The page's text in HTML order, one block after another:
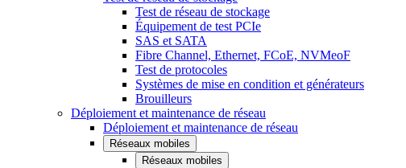
Test de réseau de stockage
Équipement de test PCIe
SAS et SATA
Fibre Channel, Ethernet, FCoE, NVMeoF
Test de protocoles
Systèmes de mise en condition et générateurs
Brouilleurs
Déploiement et maintenance de réseau
Déploiement et maintenance de réseau
Réseaux mobiles
Réseaux mobiles